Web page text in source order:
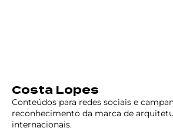
Costa Lopes
Conteúdos para redes sociais e
reconhecimento da marca de
internacionais.